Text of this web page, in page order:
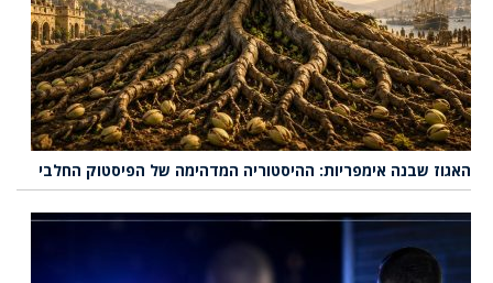
האגוז שבנה אימפריות: ההיסטוריה המדהימה של הפיסטוק החלבי